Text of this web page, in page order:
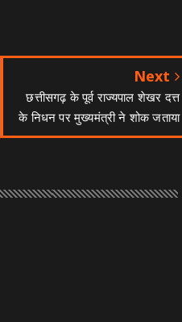
Next
छत्तीसगढ़ के पूर्व राज्यपाल शेखर दत्त
के निधन पर मुख्यमंत्री ने शोक जताया